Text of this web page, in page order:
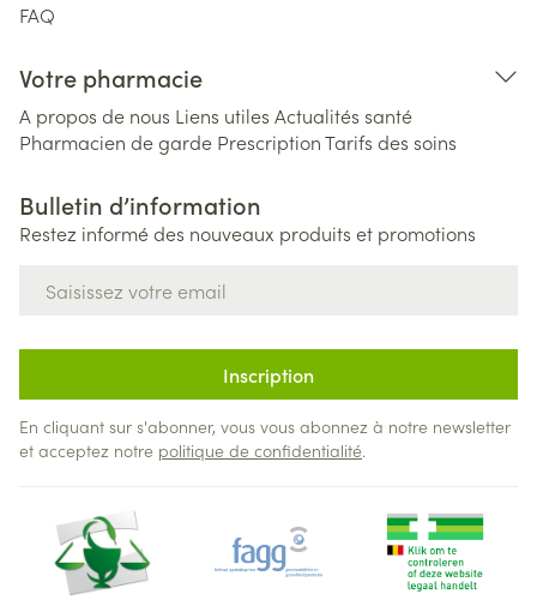
FAQ
Votre pharmacie
A propos de nous Liens utiles Actualités santé
Pharmacien de garde PrescriptionTarifs des soins
Bulletin d’information
Restez informé des nouveaux produits et promotions
Inscription
En cliquant sur s'abonner, vous vous abonnez à notre newsletter
et acceptez notre politique de confidentialité.